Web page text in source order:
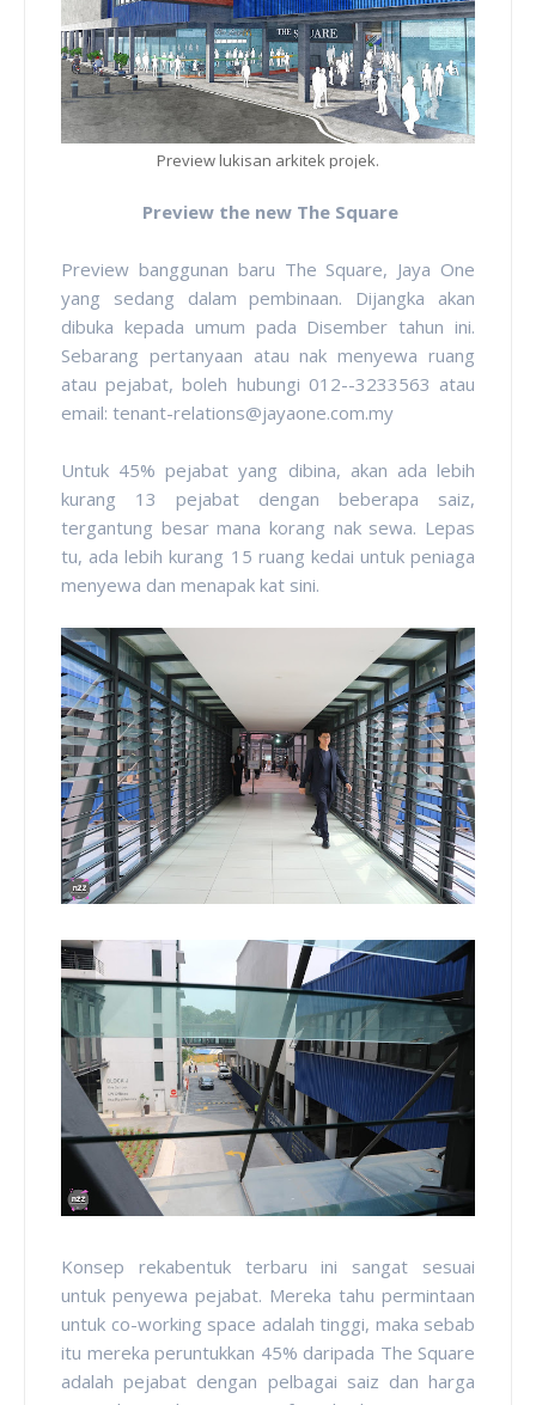
Preview lukisan arkitek projek.
Preview the new The Square
Preview banggunan baru The Square, Jaya One
yang sedang dalam pembinaan. Dijangka akan
dibuka kepada umum pada Disember tahun ini.
Sebarang pertanyaan atau nak menyewa ruang
atau pejabat, boleh hubungi 012--3233563 atau
email: tenant-relations@jayaone.com.my
Untuk 45% pejabat yang dibina, akan ada lebih
kurang 13 pejabat dengan beberapa saiz,
tergantung besar mana korang nak sewa. Lepas
tu, ada lebih kurang 15 ruang kedai untuk peniaga
menyewa dan menapak kat sini.
Konsep rekabentuk terbaru ini sangat sesuai
untuk penyewa pejabat. Mereka tahu permintaan
untuk co-working space adalah tinggi, maka sebab
itu mereka peruntukkan 45% daripada The Square
adalah pejabat dengan pelbagai saiz dan harga